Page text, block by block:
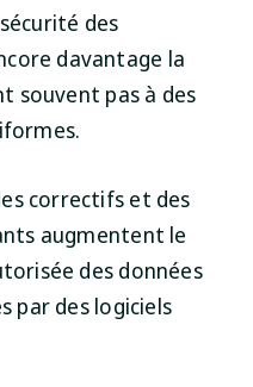
des
davantage la
souvent pas à des
correctifs et des
augmentent le
des données
par des logiciels